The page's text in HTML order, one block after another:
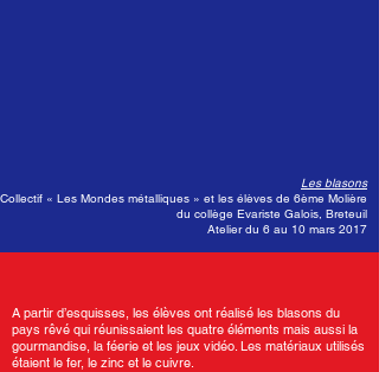
Les blasons
Collectif « Les Mondes métalliques » et les élèves de 6ème Molière
du collège Evariste Galois, Breteuil
Atelier du 6 au 10 mars 2017
A partir d’esquisses, les élèves ont réalisé les blasons du
pays rêvé qui réunissaient les quatre éléments mais aussi la
gourmandise, la féerie et les jeux vidéo. Les matériaux utilisés
étaient le fer, le zinc et le cuivre.